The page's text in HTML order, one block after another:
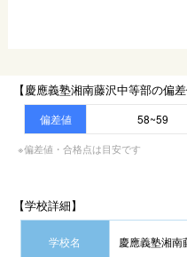
【慶應義塾湘南藤沢中等部の偏差
偏差値 58~59
※偏差値・合格点は目安です
【学校詳細】
学校名 慶應義塾湘南